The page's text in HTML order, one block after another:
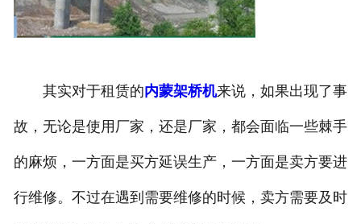
其实对于租赁的内蒙架桥机来说，如果出现了事
故，无论是使用厂家，还是厂家，都会面临一些棘手
的麻烦，一方面是买方延误生产，一方面是卖方要进
行维修。不过在遇到需要维修的时候，卖方需要及时